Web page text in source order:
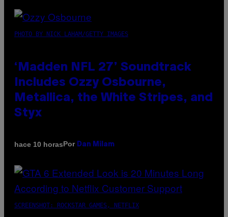
PHOTO BY NICK LAHAM/GETTY IMAGES
‘Madden NFL 27’ Soundtrack
Includes Ozzy Osbourne,
Metallica, the White Stripes, and
Styx
hace 10 horasPor Dan Milam
SCREENSHOT: ROCKSTAR GAMES, NETFLIX